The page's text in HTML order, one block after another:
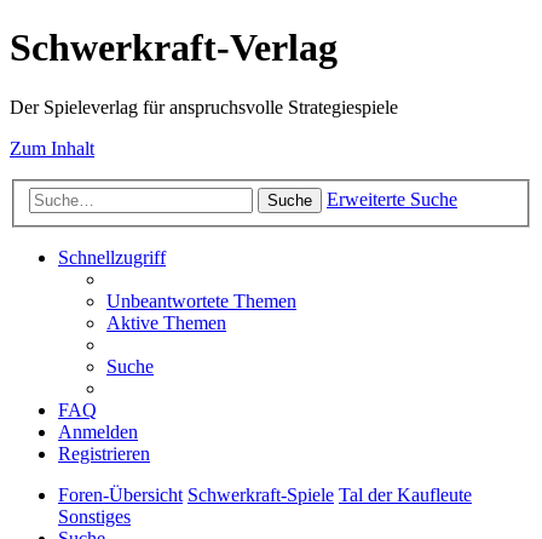
Schwerkraft-Verlag
Der Spieleverlag für anspruchsvolle Strategiespiele
Zum Inhalt
Suche Erweiterte Suche
Schnellzugriff
Unbeantwortete Themen
Aktive Themen
Suche
FAQ
Anmelden
Registrieren
Foren-Übersicht Schwerkraft-Spiele Tal der Kaufleute
Sonstiges